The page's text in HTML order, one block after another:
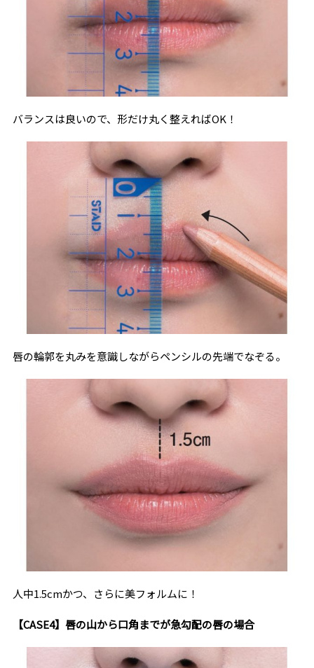
バランスは良いので、形だけ丸く整えればOK！
唇の輪郭を丸みを意識しながらペンシルの先端でなぞる。
人中1.5cmかつ、さらに美フォルムに！
【CASE4】唇の山から口角までが急勾配の唇の場合